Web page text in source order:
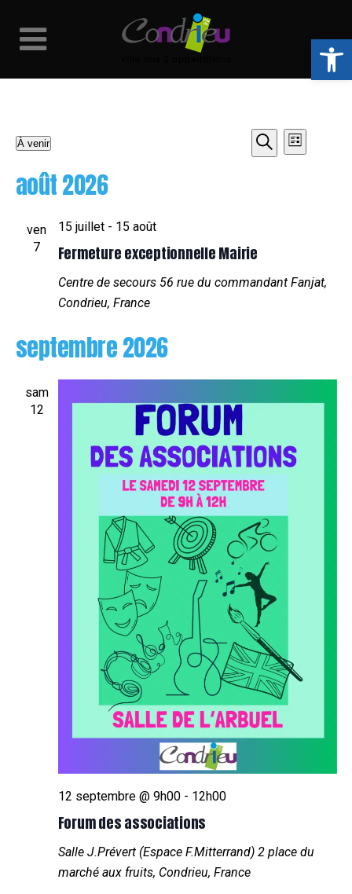
Ouvrir
Évènements
de
vues
Recherche
Liste
À venir
une
août 2026
ven
7
Fermeture exceptionnelle Mairie
15 juillet- 15 août
Centre de secours 56 rue du commandant Fanjat,
Condrieu, France
septembre 2026
sam
12
Forum des associations
12 septembre @ 9h00- 12h00
Salle J.Prévert (Espace F.Mitterrand) 2 place du
marché aux fruits, Condrieu, France